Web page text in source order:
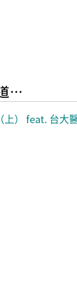
…
） feat. 台大